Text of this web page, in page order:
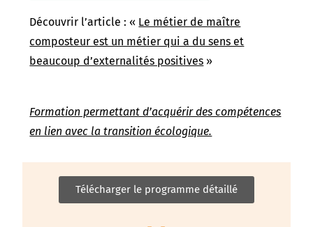
Découvrir l’article : « Le métier de maître
composteur est un métier qui a du sens et
beaucoup d’externalités positives »
Formation permettant d’acquérir des compétences
en lien avec la transition écologique.
Télécharger le programme détaillé